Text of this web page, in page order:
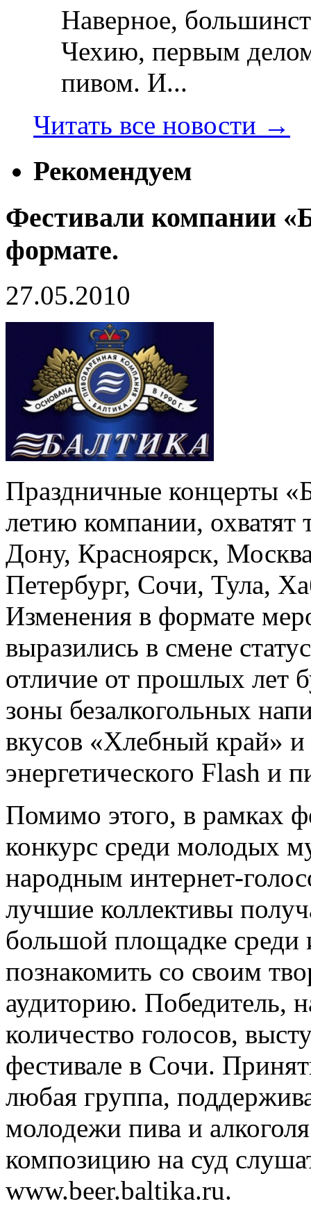
Наверное,
Чехию, первым
пивом. И...
Читать все новости →
Рекомендуем
Фестивали компании
формате.
27.05.2010
Праздничные концерты
летию компании, охватят
Дону, Красноярск,
Петербург, Сочи, Тула,
Изменения в формате
выразились в смене
отличие от прошлых лет
зоны безалкогольных
вкусов «Хлебный край»
энергетического Flash и
Помимо этого, в рамках
конкурс среди молодых
народным интернет-
лучшие коллективы
большой площадке среди
познакомить со своим
аудиторию. Победитель,
количество голосов,
фестивале в Сочи.
любая группа,
молодежи пива и
композицию на суд
www.beer.baltika.ru.